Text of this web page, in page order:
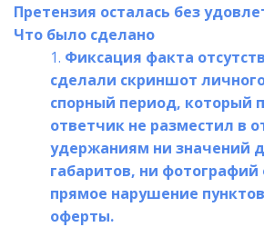
Претензия осталась без
Что было сделано
Фиксация факта
сделали скриншот
спорный период, который
ответчик не разместил в
удержаниям ни значений
габаритов, ни фотографий
прямое нарушение пунктов
оферты.